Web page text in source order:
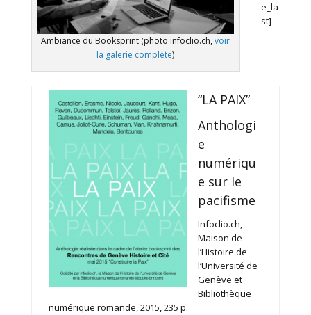
Ambiance du Booksprint (photo infoclio.ch,voir
la galerie complète)
e_la
st]
“LA PAIX”
Anthologi
e
numériqu
e sur le
pacifisme
Infoclio.ch,
Maison de
l’Histoire de
l’Université de
Genève et
Bibliothèque
numérique romande, 2015, 235 p.